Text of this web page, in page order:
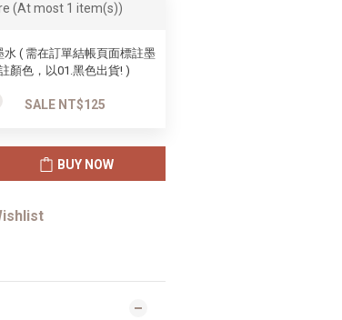
(At most 1 item(s))
水 ( 需在訂單結帳頁面標註墨
顏色，以01.黑色出貨! )
SALE NT$125
BUY NOW